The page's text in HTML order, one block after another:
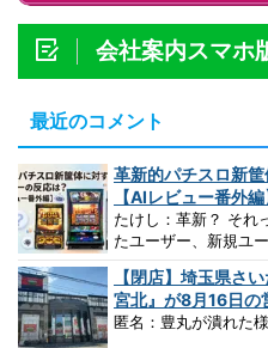
会社案内スマホ
最近のコメント
革新的パチスロ新
【AIレビュー番外編
たけし：革新？ それ
たユーザー、新規ユ
【閉店】埼玉県さ
宮北』が8月16日の
匿名：豊丸が潰れた